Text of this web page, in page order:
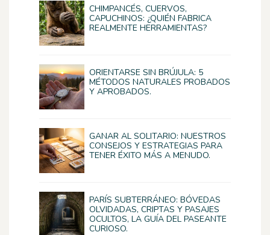
CHIMPANCÉS, CUERVOS,
CAPUCHINOS: ¿QUIÉN FABRICA
REALMENTE HERRAMIENTAS?
ORIENTARSE SIN BRÚJULA: 5
MÉTODOS NATURALES PROBADOS
Y APROBADOS.
GANAR AL SOLITARIO: NUESTROS
CONSEJOS Y ESTRATEGIAS PARA
TENER ÉXITO MÁS A MENUDO.
PARÍS SUBTERRÁNEO: BÓVEDAS
OLVIDADAS, CRIPTAS Y PASAJES
OCULTOS, LA GUÍA DEL PASEANTE
CURIOSO.